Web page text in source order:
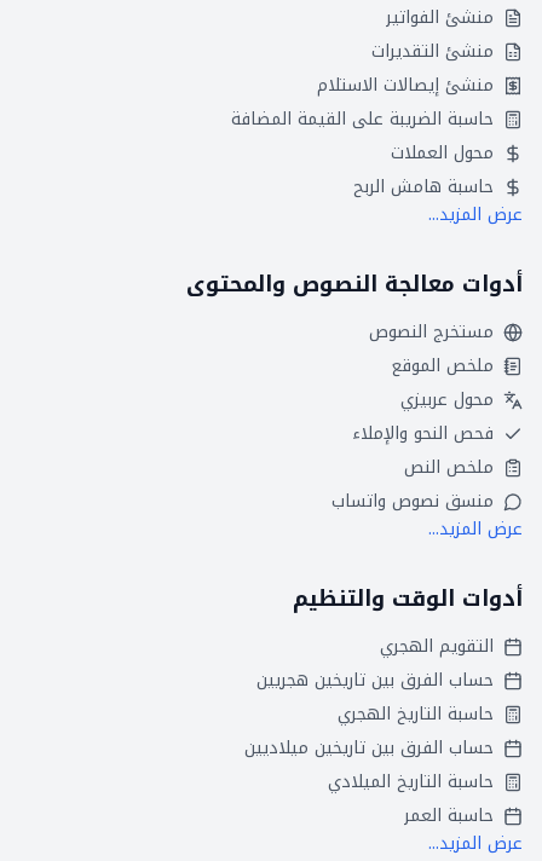
منشئ الفواتير
منشئ التقديرات
منشئ إيصالات الاستلام
حاسبة الضريبة على القيمة المضافة
محول العملات
حاسبة هامش الربح
عرض المزيد...
أدوات معالجة النصوص والمحتوى
مستخرج النصوص
ملخص الموقع
محول عربيزي
فحص النحو والإملاء
ملخص النص
منسق نصوص واتساب
عرض المزيد...
أدوات الوقت والتنظيم
التقويم الهجري
حساب الفرق بين تاريخين هجريين
حاسبة التاريخ الهجري
حساب الفرق بين تاريخين ميلاديين
حاسبة التاريخ الميلادي
حاسبة العمر
عرض المزيد...